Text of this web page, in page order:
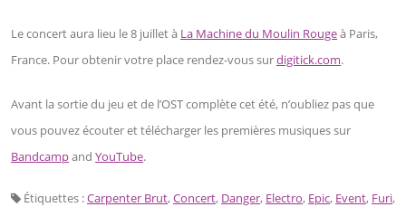
Le concert aura lieu le 8 juillet à La Machine du Moulin Rougeà Paris,
France. Pour obtenir votre place rendez-vous surdigitick.com.
Avant la sortie du jeu et de l’OST complète cet été, n’oubliez pas que
vous pouvez écouter et télécharger les premières musiques sur
Bandcampand YouTube.
Étiquettes :Carpenter Brut,Concert, Danger, Electro, Epic, Event, Furi,